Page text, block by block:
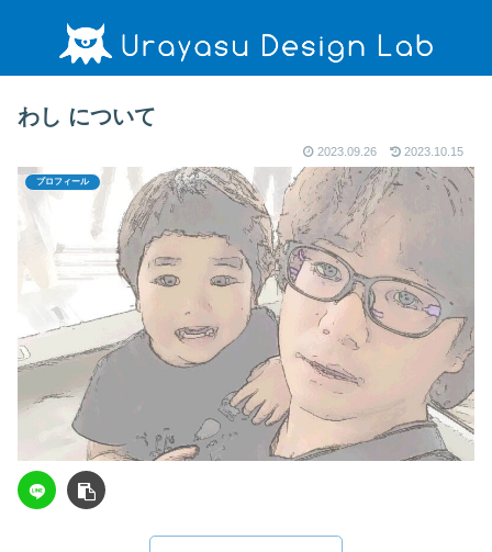
わし について
2023.09.26 2023.10.15
プロフィール